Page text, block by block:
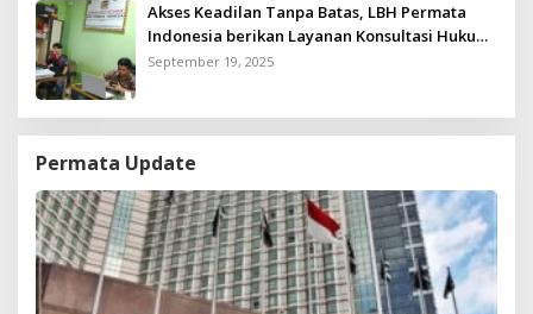
Akses Keadilan Tanpa Batas, LBH Permata
Indonesia berikan Layanan Konsultasi Hukum
Gratis untuk Kurang Mampu
September 19, 2025
Permata Update